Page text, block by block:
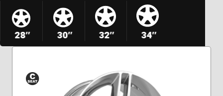
28″ 30″ 32″ 34″